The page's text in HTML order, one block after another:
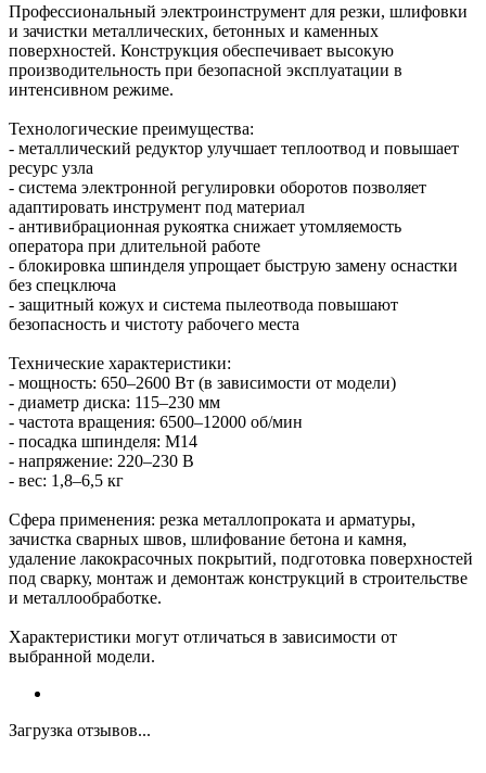
Профессиональный электроинструмент для резки, шлифовки
и зачистки металлических, бетонных и каменных
поверхностей. Конструкция обеспечивает высокую
производительность при безопасной эксплуатации в
интенсивном режиме.
Технологические преимущества:
- металлический редуктор улучшает теплоотвод и повышает
ресурс узла
- система электронной регулировки оборотов позволяет
адаптировать инструмент под материал
- антивибрационная рукоятка снижает утомляемость
оператора при длительной работе
- блокировка шпинделя упрощает быструю замену оснастки
без спецключа
- защитный кожух и система пылеотвода повышают
безопасность и чистоту рабочего места
Технические характеристики:
- мощность: 650–2600 Вт (в зависимости от модели)
- диаметр диска: 115–230 мм
- частота вращения: 6500–12000 об/мин
- посадка шпинделя: М14
- напряжение: 220–230 В
- вес: 1,8–6,5 кг
Сфера применения: резка металлопроката и арматуры,
зачистка сварных швов, шлифование бетона и камня,
удаление лакокрасочных покрытий, подготовка поверхностей
под сварку, монтаж и демонтаж конструкций в строительстве
и металлообработке.
Характеристики могут отличаться в зависимости от
выбранной модели.
Загрузка отзывов...